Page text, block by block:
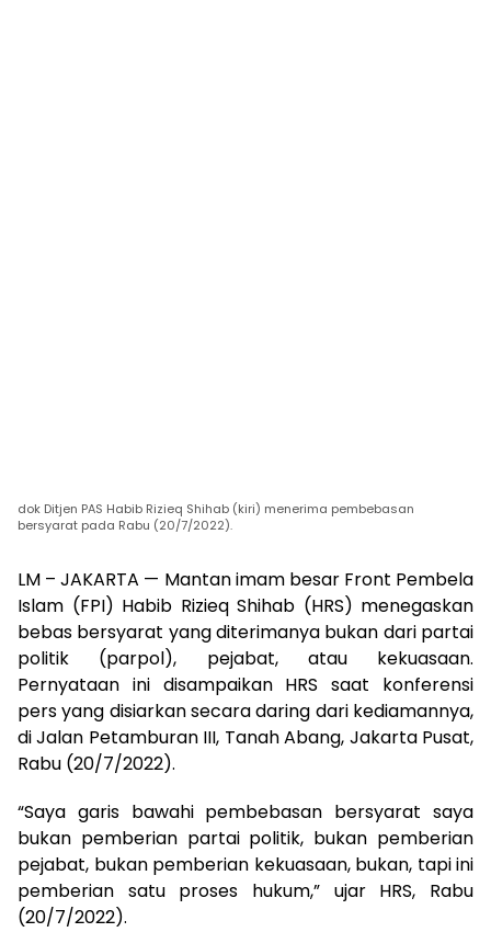
dok Ditjen PAS Habib Rizieq Shihab (kiri) menerima pembebasan
bersyarat pada Rabu (20/7/2022).
LM – JAKARTA — Mantan imam besar Front Pembela
Islam (FPI) Habib Rizieq Shihab (HRS) menegaskan
bebas bersyarat yang diterimanya bukan dari partai
politik (parpol), pejabat, atau kekuasaan.
Pernyataan ini disampaikan HRS saat konferensi
pers yang disiarkan secara daring dari kediamannya,
di Jalan Petamburan III, Tanah Abang, Jakarta Pusat,
Rabu (20/7/2022).
“Saya garis bawahi pembebasan bersyarat saya
bukan pemberian partai politik, bukan pemberian
pejabat, bukan pemberian kekuasaan, bukan, tapi ini
pemberian satu proses hukum,” ujar HRS, Rabu
(20/7/2022).